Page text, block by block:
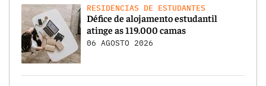
RESIDÊNCIAS DE ESTUDANTES
Défice de alojamento estudantil
atinge as 119.000 camas
06 AGOSTO 2026